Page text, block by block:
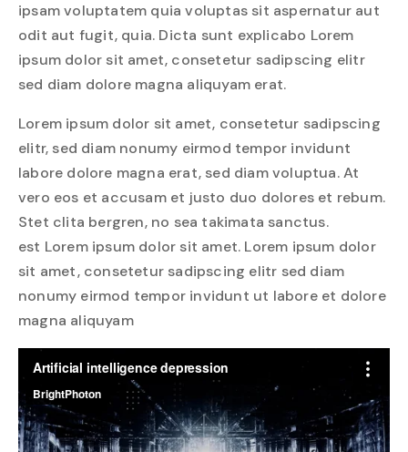
ipsam voluptatem quia voluptas sit aspernatur aut
odit aut fugit, quia. Dicta sunt explicabo Lorem
ipsum dolor sit amet, consetetur sadipscing elitr
sed diam dolore magna aliquyam erat.
Lorem ipsum dolor sit amet, consetetur sadipscing
elitr, sed diam nonumy eirmod tempor invidunt
labore dolore magna erat, sed diam voluptua. At
vero eos et accusam et justo duo dolores et rebum.
Stet clita bergren, no sea takimata sanctus.
est Lorem ipsum dolor sit amet. Lorem ipsum dolor
sit amet, consetetur sadipscing elitr sed diam
nonumy eirmod tempor invidunt ut labore et dolore
magna aliquyam